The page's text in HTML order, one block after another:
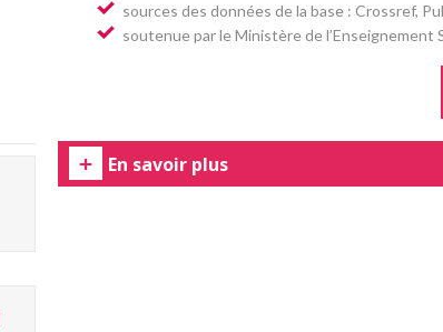
sources des données de la base : Crossref,
soutenue par le Ministère de
En savoir plus